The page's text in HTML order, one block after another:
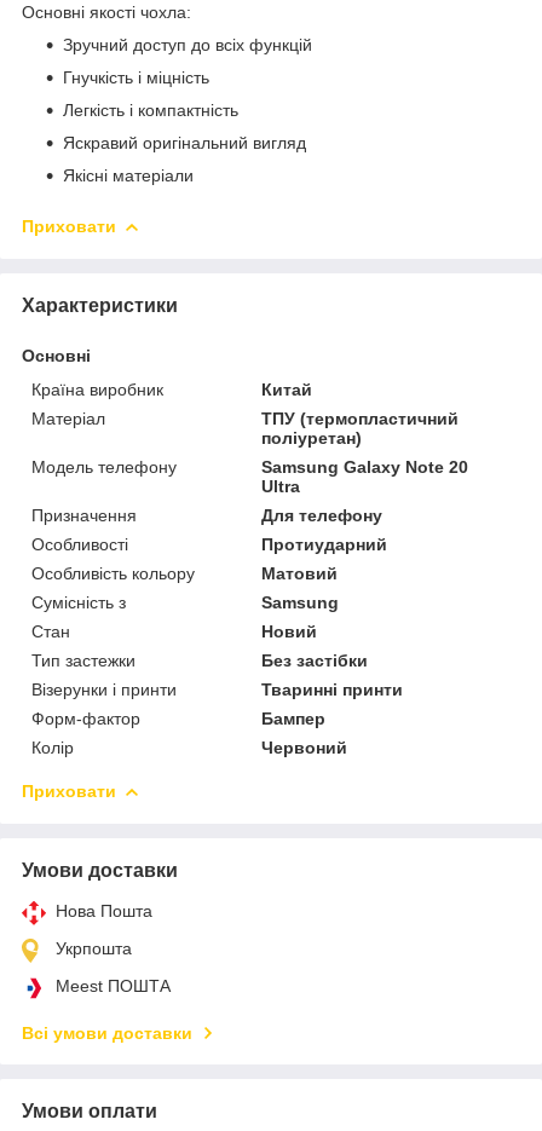
Основні якості чохла:
Зручний доступ до всіх функцій
Гнучкість і міцність
Легкість і компактність
Яскравий оригінальний вигляд
Якісні матеріали
Приховати
Характеристики
Основні
Країна виробник
Китай
Матеріал
ТПУ (термопластичний
поліуретан)
Модель телефону
Samsung Galaxy Note 20
Ultra
Призначення
Для телефону
Особливості
Протиударний
Особливість кольору
Матовий
Сумісність з
Samsung
Стан
Новий
Тип застежки
Без застібки
Візерунки і принти
Тваринні принти
Форм-фактор
Бампер
Колір
Червоний
Приховати
Умови доставки
Нова Пошта
Укрпошта
Meest ПОШТА
Всі умови доставки
Умови оплати